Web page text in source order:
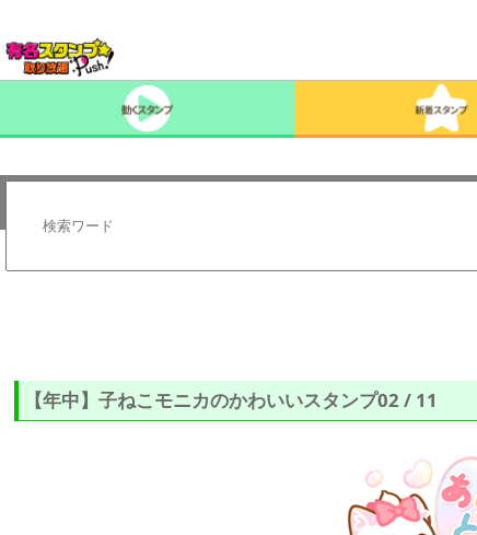
【年中】子ねこモニカのかわいいスタンプ02 / 11